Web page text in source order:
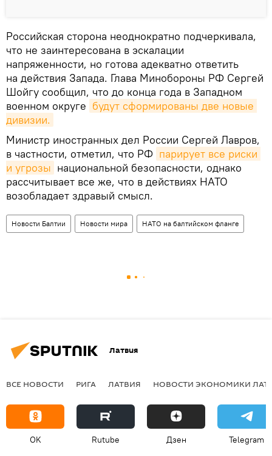
Российская сторона неоднократно подчеркивала,
что не заинтересована в эскалации
напряженности, но готова адекватно ответить
на действия Запада. Глава Минобороны РФ Сергей
Шойгу сообщил, что до конца года в Западном
военном округе будут сформированы две новые
дивизии.
Министр иностранных дел России Сергей Лавров,
в частности, отметил, что РФ парирует все риски
и угрозы национальной безопасности, однако
рассчитывает все же, что в действиях НАТО
возобладает здравый смысл.
Новости Балтии Новости мира НАТО на балтийском фланге
Латвия
ВСЕ НОВОСТИ РИГА ЛАТВИЯ НОВОСТИ ЭКОНОМИКИ
OK Rutube Дзен Telegram